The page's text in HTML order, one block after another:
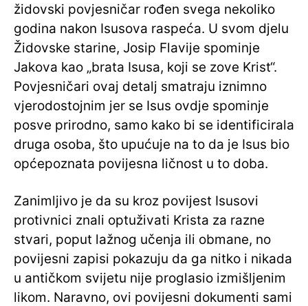
židovski povjesničar rođen svega nekoliko
godina nakon Isusova raspeća. U svom djelu
Židovske starine, Josip Flavije spominje
Jakova kao „brata Isusa, koji se zove Krist“.
Povjesničari ovaj detalj smatraju iznimno
vjerodostojnim jer se Isus ovdje spominje
posve prirodno, samo kako bi se identificirala
druga osoba, što upućuje na to da je Isus bio
općepoznata povijesna ličnost u to doba.
Zanimljivo je da su kroz povijest Isusovi
protivnici znali optuživati Krista za razne
stvari, poput lažnog učenja ili obmane, no
povijesni zapisi pokazuju da ga nitko i nikada
u antičkom svijetu nije proglasio izmišljenim
likom. Naravno, ovi povijesni dokumenti sami